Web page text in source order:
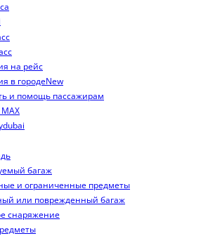
на рейс
в городеNew
и помощь пассажирам
багаж
и ограниченные предметы
или поврежденный багаж
снаряжение